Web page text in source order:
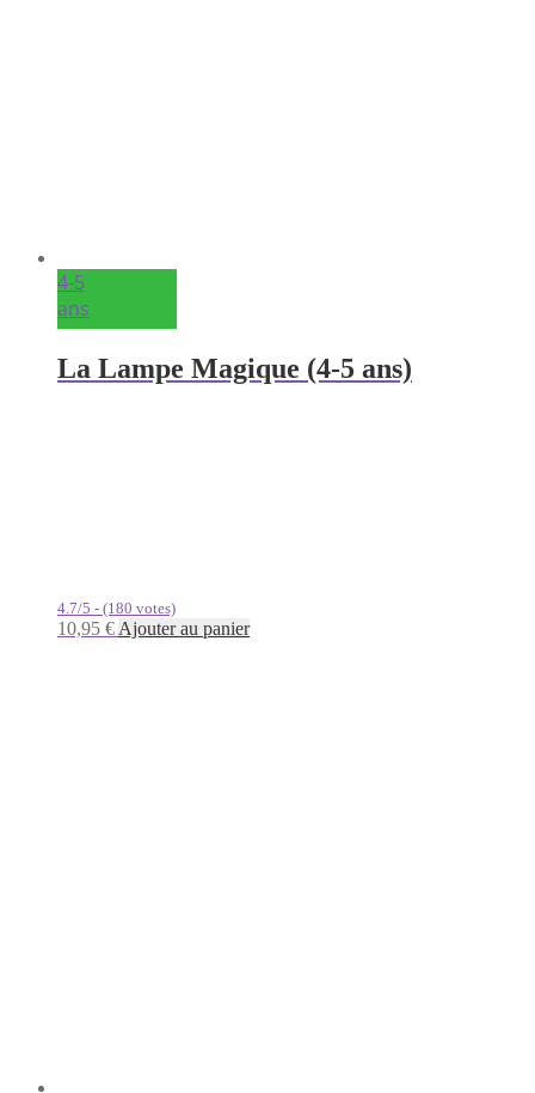
4-5
ans
La Lampe Magique (4-5 ans)
4.7/5 - (180 votes)
10,95 € Ajouter au panier